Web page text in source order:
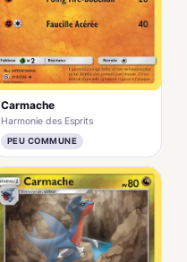
Carmache
Harmonie des Esprits
PEU COMMUNE